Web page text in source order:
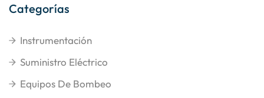
Categorías
Instrumentación
Suministro Eléctrico
Equipos De Bombeo